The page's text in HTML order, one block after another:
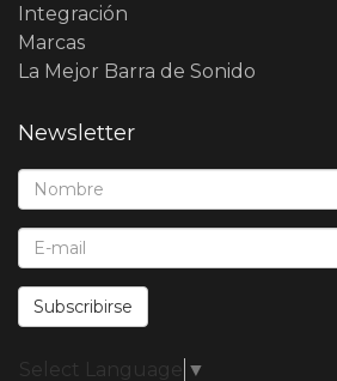
Integración
Marcas
La Mejor Barra de Sonido
Newsletter
Nombre*:
E-Mail*:
Subscribirse
Select Language ▼